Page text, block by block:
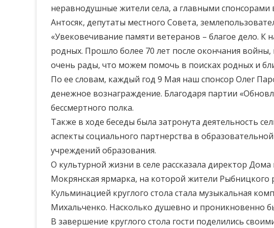
неравнодушные жители села, а главными
Антосяк, депутаты местного Совета,
«Увековечивание памяти ветеранов – благое дело.
родных. Прошло более 70 лет после окончания
очень рады, что можем помочь в поисках родных и
По ее словам, каждый год 9 Мая наш спонсор Олег
денежное вознаграждение. Благодаря партии
бессмертного полка.
Также в ходе беседы была затронута деятельность
аспекты социального партнерства в
учреждений образования.
О культурной жизни в селе рассказала директор
Мокрянская ярмарка, на которой жители Рыбницкого
Кульминацией круглого стола стала музыкальная
Михальченко. Насколько душевно и проникновенно
В завершение круглого стола гости поделились